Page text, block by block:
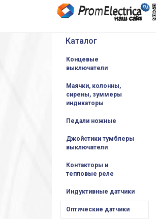
Каталог
Концевые
выключатели
Маячки, колонны,
сирены, зуммеры
индикаторы
Педали ножные
Джойстики тумблеры
выключатели
Контакторы и
тепловые реле
Индуктивные датчики
Оптические датчики